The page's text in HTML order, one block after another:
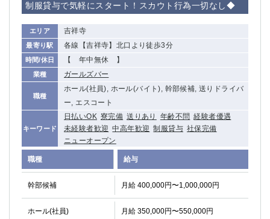
制服貸与で気軽にスタート！スカウト行為一切なし◆
エリア 吉祥寺
最寄り駅 各線【吉祥寺】北口より徒歩3分
時間/休日 【 年中無休 】
業種 ガールズバー
職種
ホール(社員), ホール(バイト), 幹部候補, 送りドライバ
ー, エスコート
キーワード
日払いOK 寮完備 送りあり 年齢不問 経験者優遇
未経験者歓迎 中高年歓迎 制服貸与 社保完備
ニューオープン
職種 給与
幹部候補 月給 400,000円〜1,000,000円
ホール(社員) 月給 350,000円〜550,000円
神奈川県
関内
川崎
溝の口
本厚木
藤沢
武蔵小杉
橋本
関内・馬車道・日ノ出町 武蔵新城
戸塚
たまプラーザ
大船
相模原
厚木
横須賀
桜木町